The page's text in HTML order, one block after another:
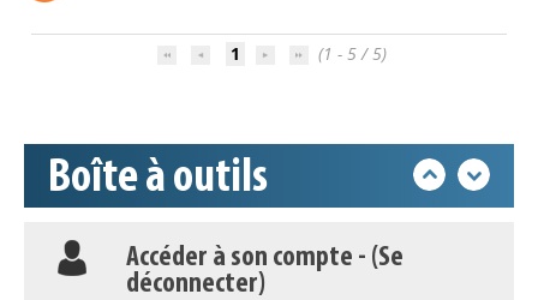
1 (1 - 5 / 5)
Boîte à outils
Nos veilles Scoop.it
Déposer une actu !
Accéder à son compte - (Se
déconnecter)